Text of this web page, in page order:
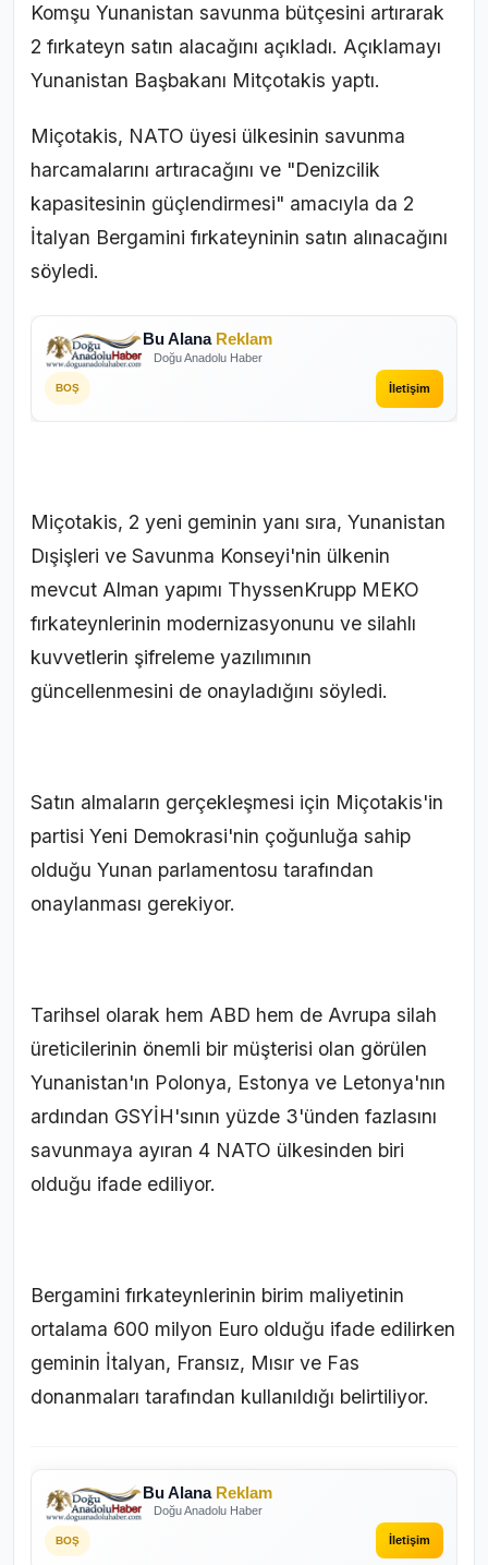
Komşu Yunanistan savunma bütçesini artırarak
2 fırkateyn satın alacağını açıkladı. Açıklamayı
Yunanistan Başbakanı Mitçotakis yaptı.
Miçotakis, NATO üyesi ülkesinin savunma
harcamalarını artıracağını ve "Denizcilik
kapasitesinin güçlendirmesi" amacıyla da 2
İtalyan Bergamini fırkateyninin satın alınacağını
söyledi.
Bu Alana Reklam
Doğu Anadolu Haber
BOŞ İletişim
Miçotakis, 2 yeni geminin yanı sıra, Yunanistan
Dışişleri ve Savunma Konseyi'nin ülkenin
mevcut Alman yapımı ThyssenKrupp MEKO
fırkateynlerinin modernizasyonunu ve silahlı
kuvvetlerin şifreleme yazılımının
güncellenmesini de onayladığını söyledi.
Satın almaların gerçekleşmesi için Miçotakis'in
partisi Yeni Demokrasi'nin çoğunluğa sahip
olduğu Yunan parlamentosu tarafından
onaylanması gerekiyor.
Tarihsel olarak hem ABD hem de Avrupa silah
üreticilerinin önemli bir müşterisi olan görülen
Yunanistan'ın Polonya, Estonya ve Letonya'nın
ardından GSYİH'sının yüzde 3'ünden fazlasını
savunmaya ayıran 4 NATO ülkesinden biri
olduğu ifade ediliyor.
Bergamini fırkateynlerinin birim maliyetinin
ortalama 600 milyon Euro olduğu ifade edilirken
geminin İtalyan, Fransız, Mısır ve Fas
donanmaları tarafından kullanıldığı belirtiliyor.
Bu Alana Reklam
Doğu Anadolu Haber
BOŞ İletişim